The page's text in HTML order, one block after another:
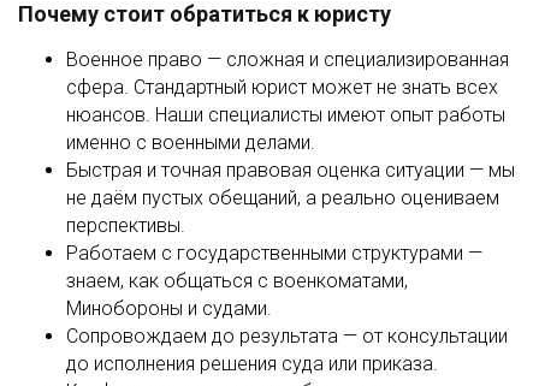
Почему стоит обратиться к юристу
Военное право — сложная и специализированная
сфера. Стандартный юрист может не знать всех
нюансов. Наши специалисты имеют опыт работы
именно с военными делами.
Быстрая и точная правовая оценка ситуации — мы
не даём пустых обещаний, а реально оцениваем
перспективы.
Работаем с государственными структурами —
знаем, как общаться с военкоматами,
Минобороны и судами.
Сопровождаем до результата — от консультации
до исполнения решения суда или приказа.